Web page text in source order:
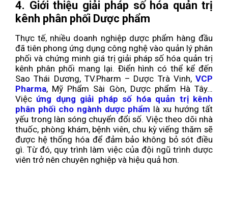
4. Giới thiệu giải pháp số hóa quản trị
kênh phân phối Dược phẩm
Thực tế, nhiều doanh nghiệp dược phẩm hàng đầu
đã tiên phong ứng dụng công nghệ vào quản lý phân
phối và chứng minh giá trị giải pháp số hóa quản trị
kênh phân phối mang lại. Điển hình có thể kể đến
Sao Thái Dương, TV.Pharm – Dược Trà Vinh, VCP
Pharma, Mỹ Phẩm Sài Gòn, Dược phẩm Hà Tây…
Việcứng dụng giải pháp số hóa quản trị kênh
phân phối cho ngành dược phẩm là xu hướng tất
yếu trong làn sóng chuyển đổi số. Việc theo dõi nhà
thuốc, phòng khám, bệnh viên, chu kỳ viếng thăm sẽ
được hệ thống hóa để đảm bảo không bỏ sót điều
gì. Từ đó, quy trình làm việc của đội ngũ trình dược
viên trở nên chuyên nghiệp và hiệu quả hơn.